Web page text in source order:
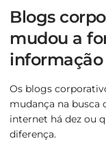
Blogs
mudou a
Os blogs
mudança na busca
internet há dez ou
diferença.